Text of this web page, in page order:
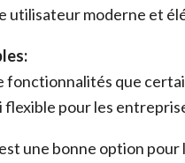
utilisateur moderne et
fonctionnalités que
flexible pour les
une bonne option